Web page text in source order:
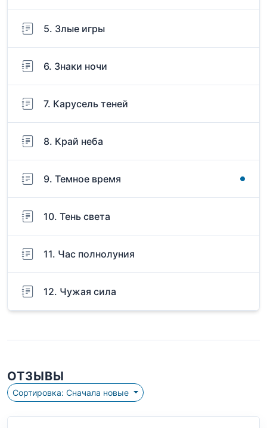
5. Злые игры
6. Знаки ночи
7. Карусель теней
8. Край неба
9. Темное время
10. Тень света
11. Час полнолуния
12. Чужая сила
ОТЗЫВЫ
Сортировка: Сначала новые